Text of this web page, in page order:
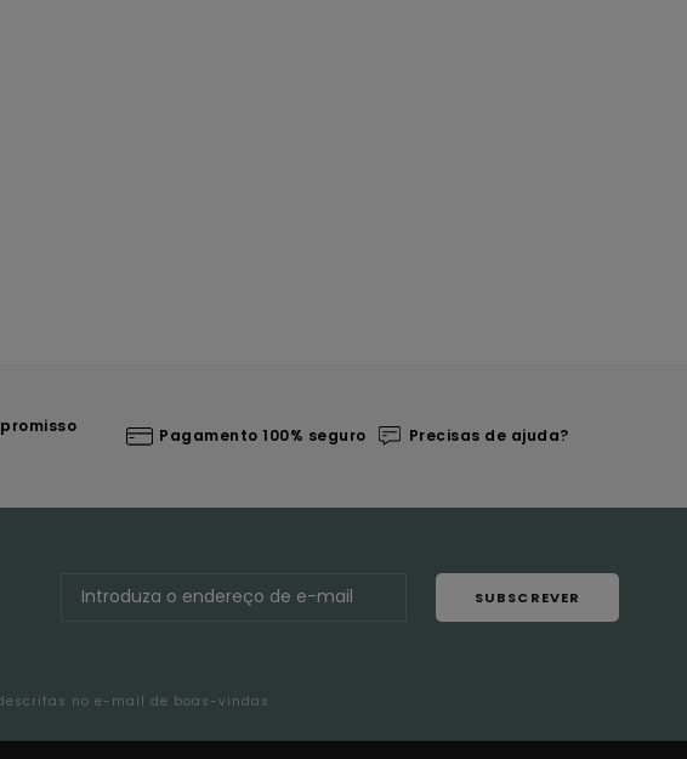
Pagamento 100% seguro Precisas de ajuda?
SUBSCREVER
no e-mail de boas-vindas